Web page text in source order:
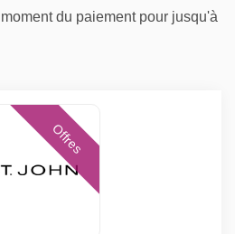
du paiement pour jusqu'à
Offres